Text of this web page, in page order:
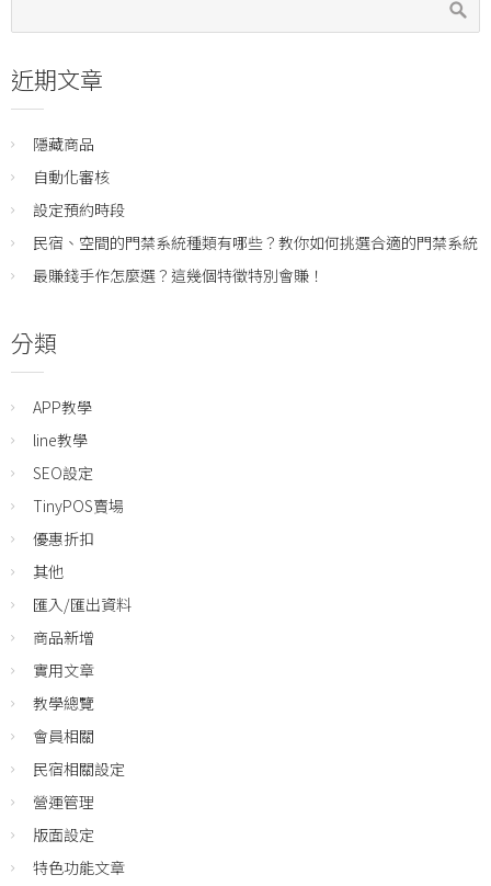
近期文章
隱藏商品
自動化審核
設定預約時段
民宿、空間的門禁系統種類有哪些？教你如何挑選合適的門禁系統
最賺錢手作怎麼選？這幾個特徵特別會賺！
分類
APP教學
line教學
SEO設定
TinyPOS賣場
優惠折扣
其他
匯入/匯出資料
商品新增
實用文章
教學總覽
會員相關
民宿相關設定
營運管理
版面設定
特色功能文章